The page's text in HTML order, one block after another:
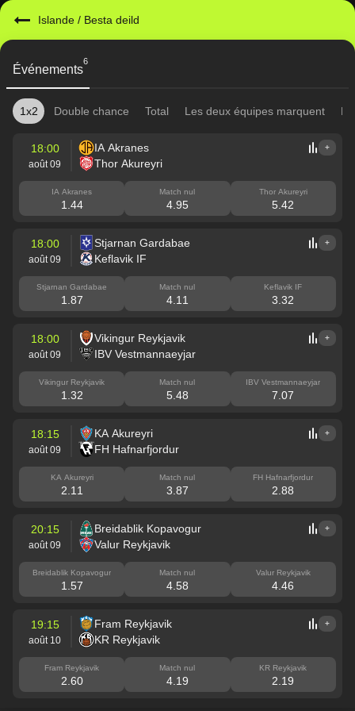
Islande / Besta deild
Événements
6
1x2 Double chance Total Les deux équipes marquent
18:00
août 09
IA Akranes
Thor Akureyri
+
IA Akranes
1.44
Match nul
4.95
Thor Akureyri
5.42
18:00
août 09
Stjarnan Gardabae
Keflavik IF
+
Stjarnan Gardabae
1.87
Match nul
4.11
Keflavik IF
3.32
18:00
août 09
Vikingur Reykjavik
IBV Vestmannaeyjar
+
Vikingur Reykjavik
1.32
Match nul
5.48
IBV Vestmannaeyjar
7.07
18:15
août 09
KA Akureyri
FH Hafnarfjordur
+
KA Akureyri
2.11
Match nul
3.87
FH Hafnarfjordur
2.88
20:15
août 09
Breidablik Kopavogur
Valur Reykjavik
+
Breidablik Kopavogur
1.57
Match nul
4.58
Valur Reykjavik
4.46
19:15
août 10
Fram Reykjavik
KR Reykjavik
+
Fram Reykjavik
2.60
Match nul
4.19
KR Reykjavik
2.19